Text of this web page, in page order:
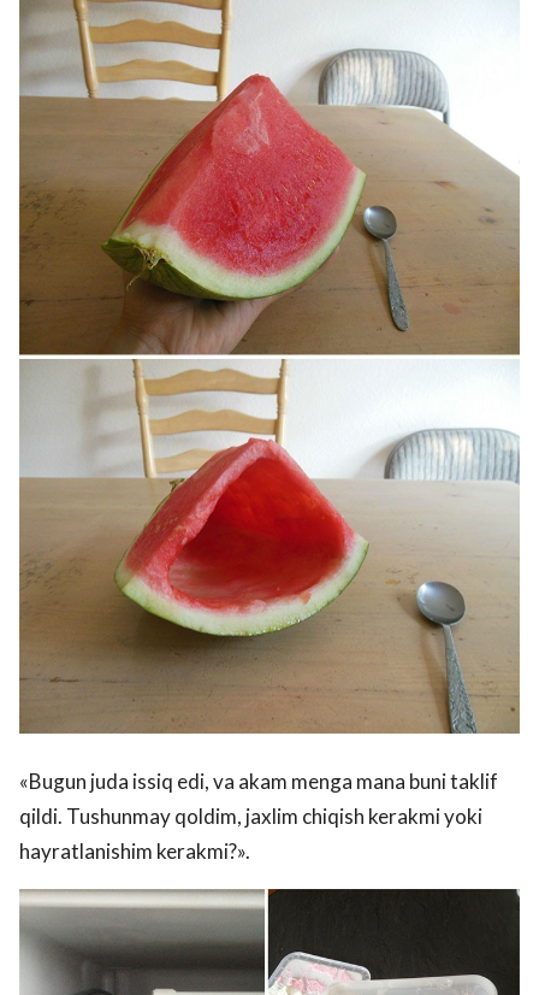
«Bugun juda issiq edi, va akam menga mana buni taklif
qildi. Tushunmay qoldim, jaxlim chiqish kerakmi yoki
hayratlanishim kerakmi?».